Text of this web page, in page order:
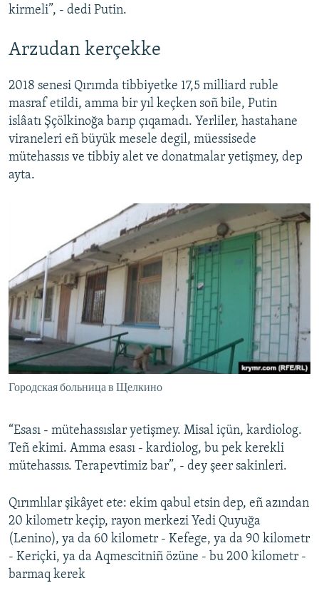
kirmeli”, - dedi Putin.
Arzudan kerçekke
2018 senesi Qırımda tibbiyetke 17,5 milliard ruble
masraf etildi, amma bir yıl keçken soñ bile, Putin
islâatı Şçölkinoğa barıp çıqamadı. Yerliler, hastahane
viraneleri eñ büyük mesele degil, müessisede
mütehassıs ve tibbiy alet ve donatmalar yetişmey, dep
ayta.
Городская больница в Щелкино
“Esası - mütehassıslar yetişmey. Misal içün, kardiolog.
Teñ ekimi. Amma esası - kardiolog, bu pek kerekli
mütehassıs. Terapevtimiz bar”, - dey şeer sakinleri.
Qırımlılar şikâyet ete: ekim qabul etsin dep, eñ azından
20 kilometr keçip, rayon merkezi Yedi Quyuğa
(Lenino), ya da 60 kilometr - Kefege, ya da 90 kilometr
- Keriçki, ya da Aqmescitniñ özüne - bu 200 kilometr -
barmaq kerek